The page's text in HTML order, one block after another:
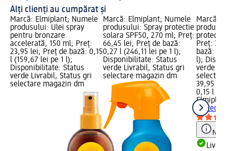
Alți clienți au cumpărat și
Marcă: Elmiplant; Numele
produsului: Ulei spray
pentru bronzare
accelerată, 150 ml; Preț:
23,95 lei; Preț de bază: 0,15
l (159,67 lei pe 1 l);
Disponibilitate: Status
verde Livrabil, Status gri
selectare magazin dm
Marcă: Elmiplant; Numele
produsului: Spray protectie
solara SPF50, 270 ml; Preț:
66,45 lei; Preț de bază:
0,27 l (246,11 lei pe 1 l);
Disponibilitate: Status
verde Livrabil, Status gri
selectare magazin dm
Marcă:
Preț:
bază:
l);
verde
39,95 lei
0,15 l
Notă